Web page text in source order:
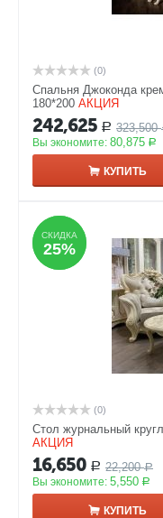
(0)
Спальня Джоконда
180*200 АКЦИЯ
242,625 Р 323,500
Вы экономите: 80,875 Р
КУПИТЬ
СКИДКА
25%
СКИДКА
25%
(0)
Стол журнальный
АКЦИЯ
16,650 Р 22,200 Р
Вы экономите: 5,550 Р
КУПИТЬ